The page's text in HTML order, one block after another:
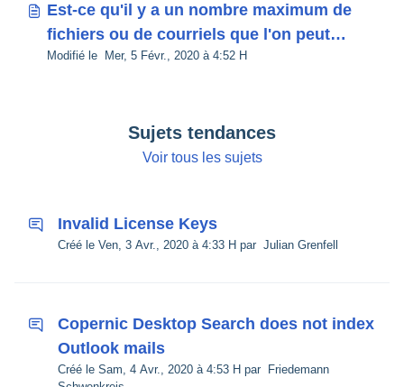
Est-ce qu'il y a un nombre maximum de
fichiers ou de courriels que l'on peut
indexer ?
Modifié le Mer, 5 Févr., 2020 à 4:52 H
Sujets tendances
Voir tous les sujets
Invalid License Keys
Créé le Ven, 3 Avr., 2020 à 4:33 H par Julian Grenfell
Copernic Desktop Search does not index
Outlook mails
Créé le Sam, 4 Avr., 2020 à 4:53 H par Friedemann